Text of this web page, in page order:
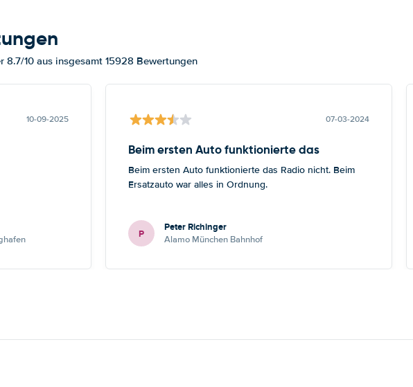
8.7/10 aus insgesamt 15928 Bewertungen
10-09-2025 07-03-2024
Beim ersten Auto funktionierte das
Beim ersten Auto funktionierte das Radio nicht. Beim
Ersatzauto war alles in Ordnung.
P Peter Richinger
Alamo München Bahnhof